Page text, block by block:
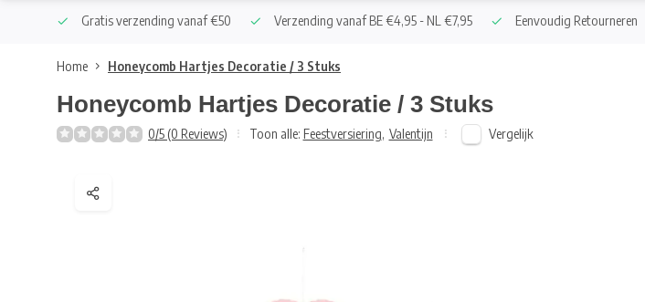
Gratis verzending vanaf €50 Verzending vanaf BE €4,95 - NL €7,95 Eenvoudig Retourneren
Home Honeycomb Hartjes Decoratie / 3 Stuks
Honeycomb Hartjes Decoratie / 3 Stuks
0/5 (0 Reviews) Toon alle: Feestversiering, Valentijn Vergelijk